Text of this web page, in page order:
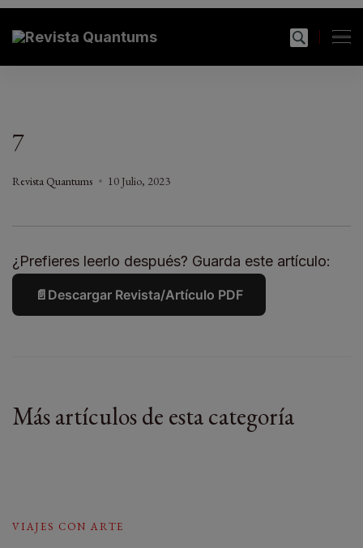
Revista Quantums
Todo sobre Moda, cultura, gastronomía y estilo de
7
Revista Quantums 10 Julio, 2023
¿Prefieres leerlo después? Guarda este artículo:
📄 Descargar Revista/Artículo PDF
Más artículos de esta categoría
VIAJES CON ARTE
modal-check